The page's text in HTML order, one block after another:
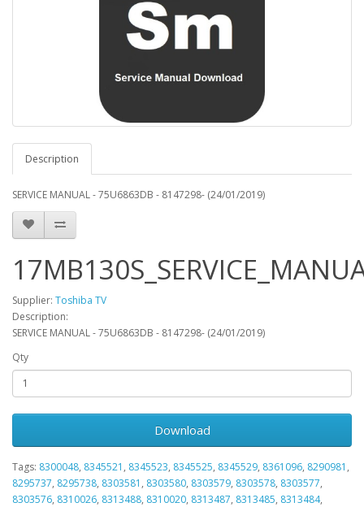
Description
SERVICE MANUAL - 75U6863DB - 8147298- (24/01/2019)
Supplier: Toshiba TV
Description:
SERVICE MANUAL - 75U6863DB - 8147298- (24/01/2019)
Qty
Download
Tags: 8300048, 8345521 , 8345523, 8345525, 8345529, 8361096, 8290981 ,
8295737, 8295738, 8303581 , 8303580, 8303579, 8303578, 8303577,
8303576, 8310026, 8313488, 8310020, 8313487, 8313485, 8313484,